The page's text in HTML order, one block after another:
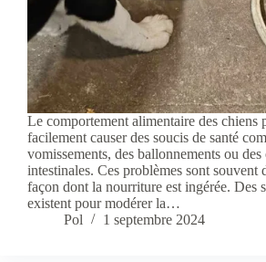
Le comportement alimentaire des chiens
facilement causer des soucis de santé
vomissements, des ballonnements ou
intestinales. Ces problèmes sont souvent
façon dont la nourriture est ingérée. Des
existent pour modérer la…
Pol
1 septembre 2024